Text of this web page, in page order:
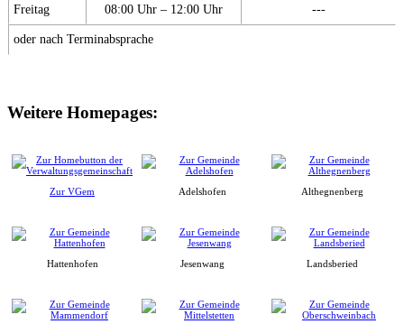
Freitag 08:00 Uhr – 12:00 Uhr ---
oder nach Terminabsprache
Weitere Homepages:
Zur VGem Adelshofen Althegnenberg
Hattenhofen Jesenwang Landsberied